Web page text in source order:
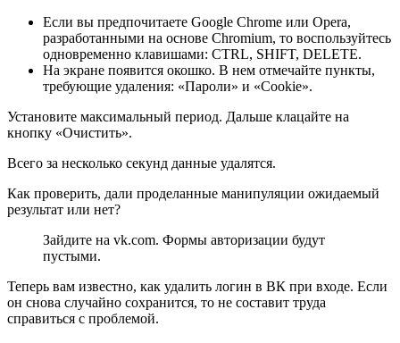
Если вы предпочитаете Google Chrome или Opera,
разработанными на основе Chromium, то воспользуйтесь
одновременно клавишами: CTRL, SHIFT, DELETE.
На экране появится окошко. В нем отмечайте пункты,
требующие удаления: «Пароли» и «Cookie».
Установите максимальный период. Дальше клацайте на
кнопку «Очистить».
Всего за несколько секунд данные удалятся.
Как проверить, дали проделанные манипуляции ожидаемый
результат или нет?
Зайдите на vk.com. Формы авторизации будут
пустыми.
Теперь вам известно, как удалить логин в ВК при входе. Если
он снова случайно сохранится, то не составит труда
справиться с проблемой.